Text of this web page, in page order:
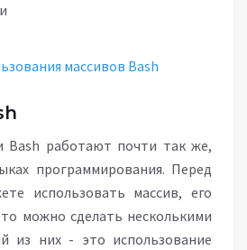
массивов Bash
Bash работают почти так же,
программирования. Перед
использовать массив, его
можно сделать несколькими
из них - это использование